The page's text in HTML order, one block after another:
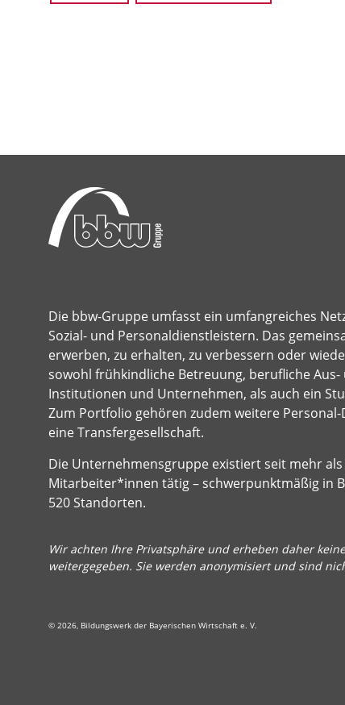
Die bbw-Gruppe umfasst ein umfangreiches
Sozial- und Personaldienstleistern. Das
erwerben, zu erhalten, zu verbessern oder
sowohl frühkindliche Betreuung, berufliche
Institutionen und Unternehmen, als auch ein
Zum Portfolio gehören zudem weitere
eine Transfergesellschaft.
Die Unternehmensgruppe existiert seit mehr
Mitarbeiter*innen tätig – schwerpunktmäßig in
520 Standorten.
Wir achten Ihre Privatsphäre und erheben daher
weitergegeben. Sie werden anonymisiert und sind
© 2026, Bildungswerk der Bayerischen Wirtschaft e. V.